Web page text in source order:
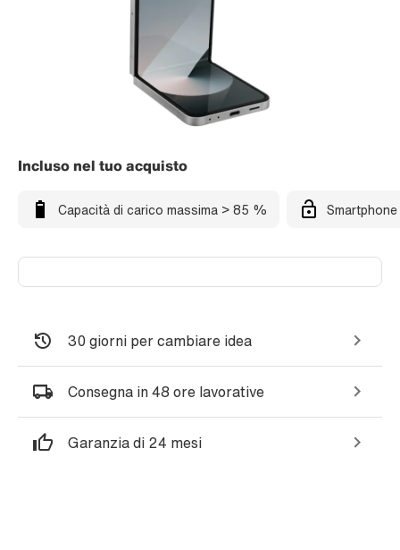
Incluso nel tuo acquisto
Capacità di carico massima > 85 %
30 giorni per cambiare idea
Consegna in 48 ore lavorative
Garanzia di 24 mesi